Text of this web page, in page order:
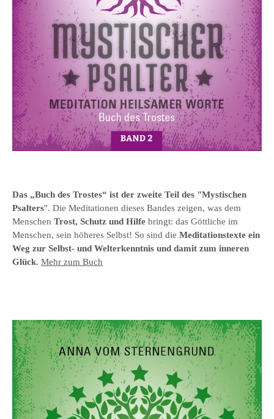
Das „Buch des Trostes“ ist der zweite Teil des "Mystischen
Psalters". Die Meditationen dieses Bandes zeigen, was dem
Menschen Trost, Schutz und Hilfe bringt: das Göttliche im
Menschen, sein höheres Selbst! So sind die Meditationstexte ein
Weg zur Selbst- und Welterkenntnis und damit zum inneren
Glück. Mehr zum Buch